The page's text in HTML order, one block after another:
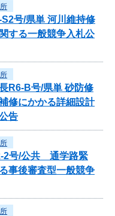
S2号/県単 河川維持修
する一般競争入札公
R6-B号/県単 砂防修
修にかかる詳細設計
告
2号/公共 通学路緊
事後審査型一般競争